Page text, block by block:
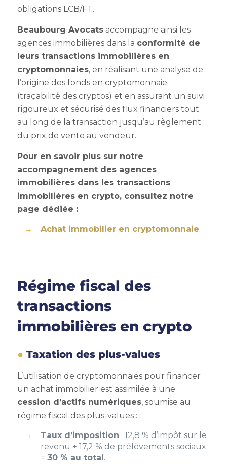
obligations LCB/FT.
Beaubourg Avocatsaccompagne ainsi les
agences immobilières dans la conformité de
leurs transactions immobilières en
cryptomonnaies, en réalisant une analyse de
l’origine des fonds en cryptomonnaie
(traçabilité des cryptos) et en assurant un suivi
rigoureux et sécurisé des flux financiers tout
au long de la transaction jusqu’au règlement
du prix de vente au vendeur.
Pour en savoir plus sur notre
accompagnement des agences
immobilières dans les transactions
immobilières en crypto, consultez notre
page dédiée :
Achat immobilier en cryptomonnaie.
Régime fiscal des
transactions
immobilières en crypto
Taxation des plus-values
L’utilisation de cryptomonnaies pour financer
un achat immobilier est assimilée à une
cession d’actifs numériques, soumise au
régime fiscal des plus-values :
Taux d’imposition : 12,8 % d’impôt sur le
revenu + 17,2 % de prélèvements sociaux
= 30 % au total.